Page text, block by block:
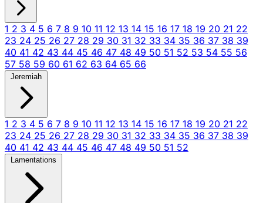
1 2 3 4 5 6 7 8 9 10 11 12 13 14 15 16 17 18 19 20 21 22
23 24 25 26 27 28 29 30 31 32 33 34 35 36 37 38 39
40 41 42 43 44 45 46 47 48 49 50 51 52 53 54 55 56
57 58 59 60 61 62 63 64 65 66
Jeremiah
1 2 3 4 5 6 7 8 9 10 11 12 13 14 15 16 17 18 19 20 21 22
23 24 25 26 27 28 29 30 31 32 33 34 35 36 37 38 39
40 41 42 43 44 45 46 47 48 49 50 51 52
Lamentations